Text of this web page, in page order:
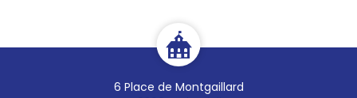
6 Place de Montgaillard